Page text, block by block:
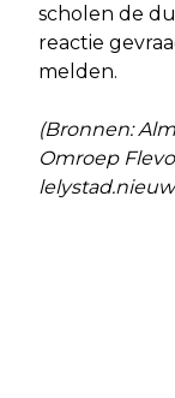
scholen de
reactie
melden.
(Bronnen:
Omroep